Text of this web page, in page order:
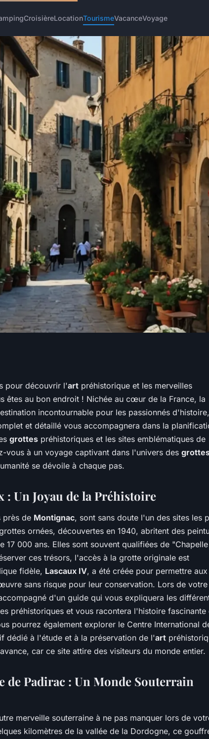
CroisièreLocationTourismeVacanceVoyage
des
pour découvrir l'art préhistorique et les merveilles
êtes au bon endroit ! Nichée au cœur de la France, la
incontournable pour les passionnés
et détaillé vous accompagnera dans la
grottes préhistoriques et les sites emblématiques de
vous à un voyage captivant dans l'univers des
se dévoile à chaque pas.
: Un Joyau de la Préhistoire
près de Montignac, sont sans doute l'un des sites les
ornées, découvertes en 1940, abritent des
17 000 ans. Elles sont souvent qualifiées de "Chapelle
ces trésors, l'accès à la grotte originale est
fidèle, Lascaux IV, a été créée pour permettre aux
sans risque pour leur conservation. Lors de votre
d'un guide qui vous expliquera les
préhistoriques et vous racontera l'histoire fascinante
pourrez également explorer le Centre International
dédié à l'étude et à la préservation de l'art
car ce site attire des visiteurs du monde entier.
de Padirac : Un Monde Souterrain
merveille souterraine à ne pas manquer lors de
kilomètres de la vallée de la Dordogne, ce